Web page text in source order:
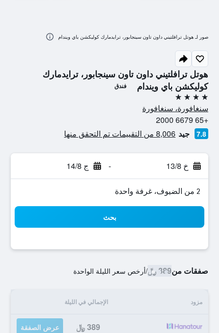
هوتل ترافلتيني داون تاون سينجابور، ترايدمارك
كوليكشن باي ويندام
فندق
4 نجوم
سنغافورة، سنغافورة
+65 6679 2000
7.8 جيد 8,006 من التقييمات تم التحقق منها
خ 13/8 - ج 14/8
2 من الضيوف، غرفة واحدة
بحث
صفقات من389 ﷼ /أرخص سعر الليلة الواحدة
مزود الإجمالي في الليلة
389 ﷼ عرض الصفقة
صور لـ هوتل ترافلتيني داون تاون سينجابور، ترايدمارك كوليكشن باي ويندام